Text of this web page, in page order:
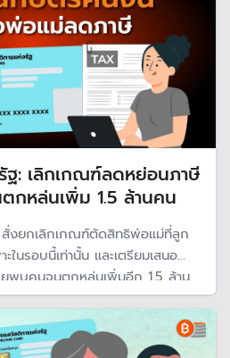
ฐ: เลิกเกณฑ์ลดหย่อนภาษี
กหล่นเพิ่ม 1.5 ล้านคน
งยกเลิกเกณฑ์ตัดสิทธิพ่อแม่ที่ลูก
ในรอบนี้เท่านั้น และเตรียมเสนอ
พบคนจนตกหล่นเพิ่มอีก 1.5 ล้าน
เร่งคัดกรองคุณสมบัติเข้าโครงการ